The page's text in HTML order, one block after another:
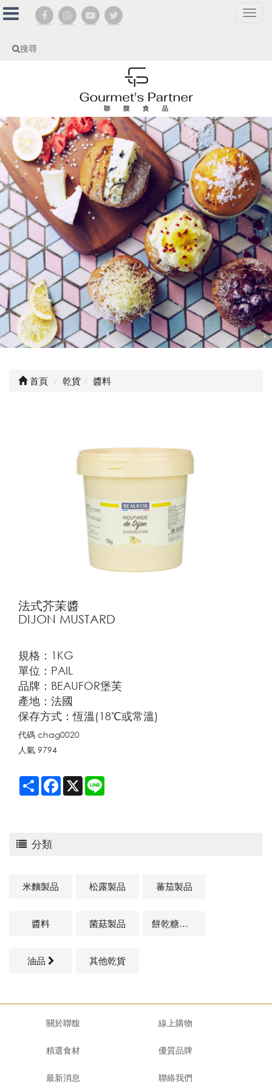
搜尋
選
分類
米麵製品 松露製品 蕃茄製品
醬料 菌菇製品 餅乾糖果類
油品 其他乾貨
首頁 乾貨 醬料
法式芥茉醬
DIJON MUSTARD
規格：1KG
單位：PAIL
品牌：BEAUFOR堡芙
產地：法國
保存方式：恆溫(18℃或常溫)
代碼 chag0020
人氣 9794
Share Facebook
X
關於聯馥 線上購物
精選食材 優質品牌
最新消息 聯絡我們